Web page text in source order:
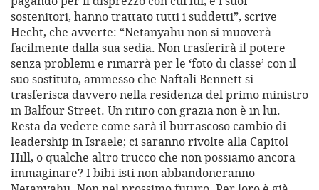
sostenitori, hanno trattato tutti i suddetti”, scrive
Hecht, che avverte: “Netanyahu non si muoverà
facilmente dalla sua sedia. Non trasferirà il potere
senza problemi e rimarrà per le ‘foto di classe’ con il
suo sostituto, ammesso che Naftali Bennett si
trasferisca davvero nella residenza del primo ministro
in Balfour Street. Un ritiro con grazia non è in lui.
Resta da vedere come sarà il burrascoso cambio di
leadership in Israele; ci saranno rivolte alla Capitol
Hill, o qualche altro trucco che non possiamo ancora
immaginare? I bibi-isti non abbandoneranno